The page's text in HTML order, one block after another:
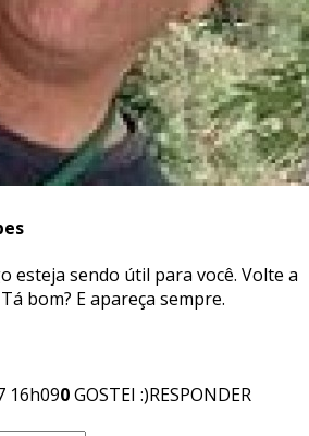
esteja sendo útil para você. Volte a
bom? E apareça sempre.
16h090GOSTEI :)RESPONDER